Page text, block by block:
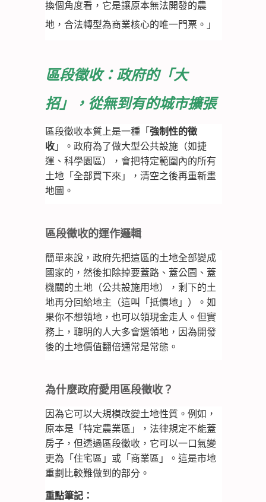
換個角度看，它是讓原本無法開發的農
地，合法轉型為商業核心的唯一門票。」
區段徵收：政府的「大
招」，從無到有的城市擴張
區段徵收本質上是一種「 強制性的徵
收 」。政府為了做大型公共設施（如捷
運、科學園區），會把特定範圍內的所有
土地「全部買下來」，清空之後再重新畫
地圖。
區段徵收的運作邏輯
簡單來說，政府先把這區的土地全部變成
國家的，然後扣除掉要蓋路、蓋公園、蓋
機關的土地（公共設施用地），剩下的土
地再分回給地主（這叫「抵價地」）。如
果你不想領地，也可以領現金走人。但實
務上，聰明的人大多會選領地，因為開發
後的土地價值翻倍通常是常態。
為什麼政府愛用區段徵收？
因為它可以大規模改變土地性質。例如，
原本是「特定農業區」，法律規定不能蓋
房子，但透過區段徵收，它可以一口氣變
更為「住宅區」或「商業區」。這是市地
重劃比較難做到的部分。
重點筆記：